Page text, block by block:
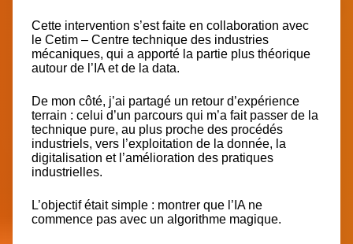
Cette intervention s’est faite en collaboration avec
le Cetim – Centre technique des industries
mécaniques, qui a apporté la partie plus théorique
autour de l’IA et de la data.
De mon côté, j’ai partagé un retour d’expérience
terrain : celui d’un parcours qui m’a fait passer de la
technique pure, au plus proche des procédés
industriels, vers l’exploitation de la donnée, la
digitalisation et l’amélioration des pratiques
industrielles.
L’objectif était simple : montrer que l’IA ne
commence pas avec un algorithme magique.